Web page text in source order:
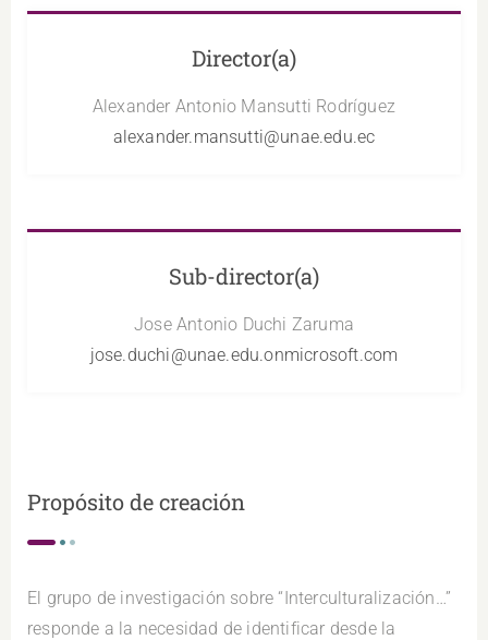
Director(a)
Alexander Antonio Mansutti Rodríguez
alexander.mansutti@unae.edu.ec
Sub-director(a)
Jose Antonio Duchi Zaruma
jose.duchi@unae.edu.onmicrosoft.com
Propósito de creación
El grupo de investigación sobre “Interculturalización…”
responde a la necesidad de identificar desde la